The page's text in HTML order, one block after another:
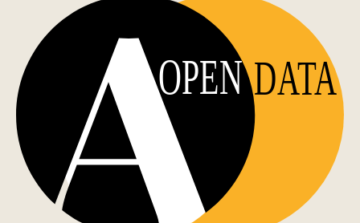
OPEN DATA